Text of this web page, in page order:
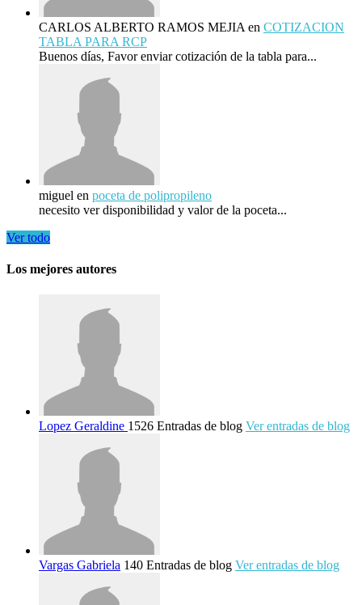
CARLOS ALBERTO RAMOS MEJIA en COTIZACION
TABLA PARA RCP
Buenos días, Favor enviar cotización de la tabla para...
miguel en poceta de polipropileno
necesito ver disponibilidad y valor de la poceta...
Ver todo
Los mejores autores
Lopez Geraldine 1526 Entradas de blog Ver entradas de blog
Vargas Gabriela 140 Entradas de blog Ver entradas de blog